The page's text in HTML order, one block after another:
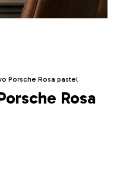
Porsche Rosa pastel
Rosa